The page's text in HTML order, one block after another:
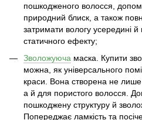
пошкодженого волосся,
природний блиск, а також
затримати вологу усередині й
статичного ефекту;
Зволожуюча маска.
Купити
можна, як універсального
краси. Вона створена не лише
а й для пористого волосся.
пошкоджену структуру й
Попереджає ламкість та